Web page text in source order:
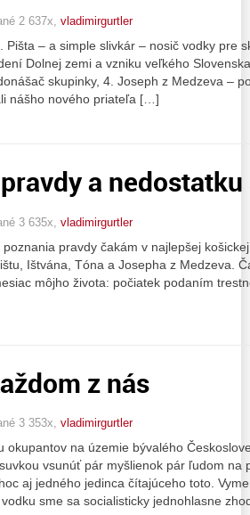
2 637x, vladimirgurtler
Pišta – a simple slivkár – nosič vodky pre
Dolnej zemi a vzniku veľkého
skupinky, 4. Joseph z Medzeva –
nášho nového priateľa […]
a
3 635x, vladimirgurtler
pravdy čakám v najlepšej
Ištvána, Tóna a Josepha z Medzeva.
môjho života: počiatek podaním
z nás
3 353x, vladimirgurtler
okupantov na územie bývalého
vsunúť pár myšlienok pár ľudom na
aj jedného jedinca čítajúceho toto.
sme sa socialisticky jednohlasne